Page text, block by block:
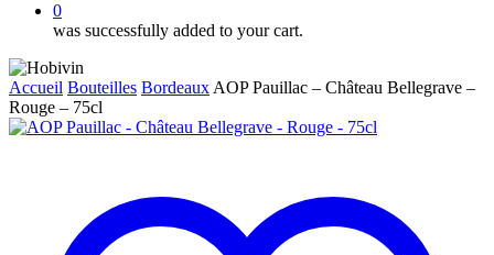
0
was successfully added to your cart.
Accueil Bouteilles Bordeaux AOP Pauillac – Château Bellegrave –
Rouge – 75cl